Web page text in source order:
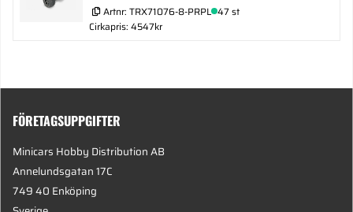
Artnr: TRX71076-8-PRPL 47 st
Cirkapris: 4547kr
FÖRETAGSUPPGIFTER
Minicars Hobby Distribution AB
Annelundsgatan 17C
749 40 Enköping